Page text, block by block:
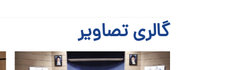
گالری تصاویر